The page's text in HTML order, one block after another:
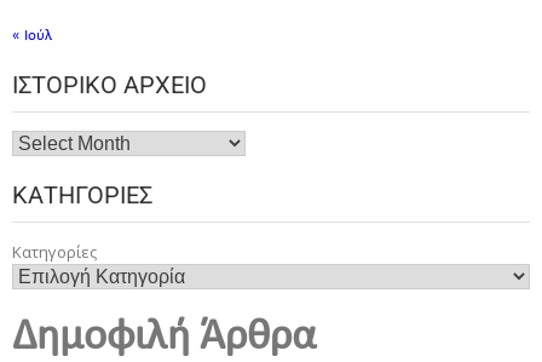
« Ιούλ
ΙΣΤΟΡΙΚΌ ΑΡΧΕΊΟ
ΚΑΤΗΓΟΡΊΕΣ
Κατηγορίες
Δημοφιλή Άρθρα